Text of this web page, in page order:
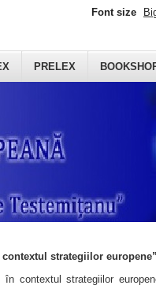
PRELEX
Font size
strategiilor europene”
contextul strategiilor